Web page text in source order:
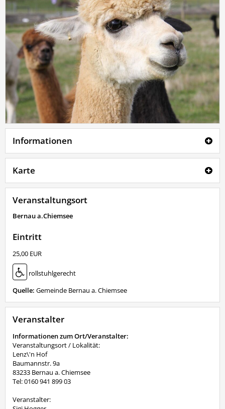
Informationen
Karte
Veranstaltungsort
Bernau a.Chiemsee
Eintritt
25,00 EUR
rollstuhlgerecht
Quelle: Gemeinde Bernau a. Chiemsee
Veranstalter
Informationen zum Ort/Veranstalter:
Veranstaltungsort / Lokalität:
Lenz\'n Hof
Baumannstr. 9a
83233 Bernau a. Chiemsee
Tel: 0160 941 899 03
Veranstalter: